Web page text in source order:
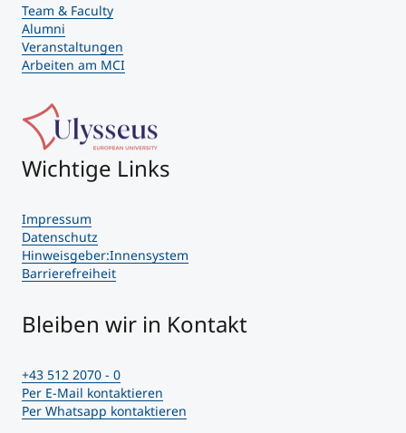
Team & Faculty
Alumni
Veranstaltungen
Arbeiten am MCI
Wichtige Links
Impressum
Datenschutz
Hinweisgeber:Innensystem
Barrierefreiheit
Bleiben wir in Kontakt
+43 512 2070 - 0
Per E-Mail kontaktieren
Per Whatsapp kontaktieren